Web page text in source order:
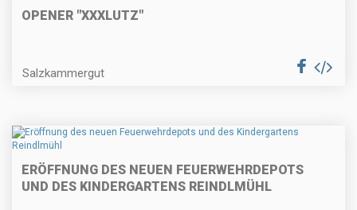
OPENER "XXXLUTZ"
Salzkammergut
ERÖFFNUNG DES NEUEN FEUERWEHRDEPOTS
UND DES KINDERGARTENS REINDLMÜHL